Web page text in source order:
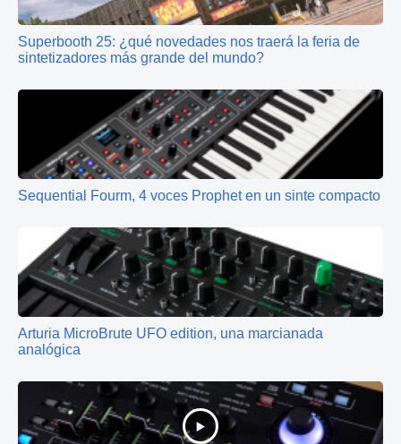
Superbooth 25: ¿qué novedades nos traerá la feria de
sintetizadores más grande del mundo?
Sequential Fourm, 4 voces Prophet en un sinte compacto
Arturia MicroBrute UFO edition, una marcianada
analógica